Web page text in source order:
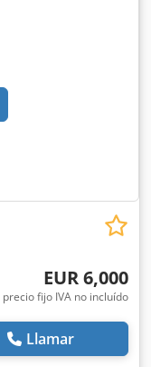
y venta
es una descripción
de las
no se
o de transmisión
verificarse por
no es
EUR 6,000
precio fijo IVA no incluído
Llamar